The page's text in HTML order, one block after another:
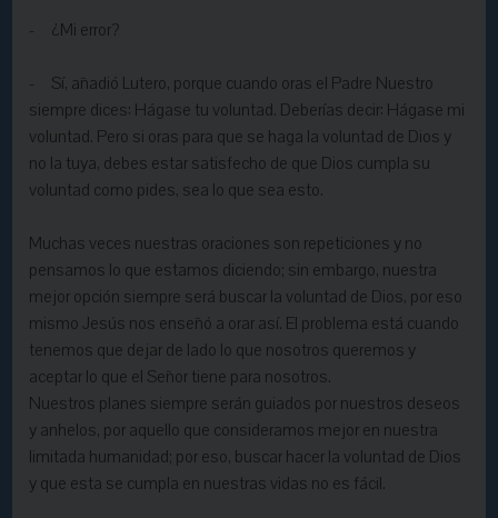
- ¿Mi error?
- Sí, añadió Lutero, porque cuando oras el Padre Nuestro
siempre dices: Hágase tu voluntad. Deberías decir: Hágase mi
voluntad. Pero si oras para que se haga la voluntad de Dios y
no la tuya, debes estar satisfecho de que Dios cumpla su
voluntad como pides, sea lo que sea esto.
Muchas veces nuestras oraciones son repeticiones y no
pensamos lo que estamos diciendo; sin embargo, nuestra
mejor opción siempre será buscar la voluntad de Dios, por eso
mismo Jesús nos enseñó a orar así. El problema está cuando
tenemos que dejar de lado lo que nosotros queremos y
aceptar lo que el Señor tiene para nosotros.
Nuestros planes siempre serán guiados por nuestros deseos
y anhelos, por aquello que consideramos mejor en nuestra
limitada humanidad; por eso, buscar hacer la voluntad de Dios
y que esta se cumpla en nuestras vidas no es fácil.